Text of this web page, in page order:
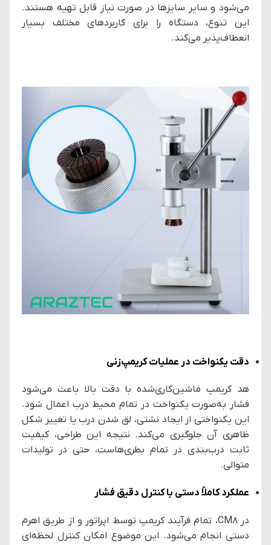
می‌شود و سایر سایزها در صورت نیاز قابل تهیه هستند.
این تنوع، دستگاه را برای کاربردهای مختلف بسیار
انعطاف‌پذیر می‌کند.
دقت یکنواخت در عملیات کریمپ‌زنی
هد کریمپ ماشین‌کاری‌شده با دقت بالا باعث می‌شود
فشار به‌صورت یکنواخت در تمام محیط درب اعمال شود.
این یکنواختی از ایجاد نشتی، لق شدن درب یا تغییر شکل
ظاهری آن جلوگیری می‌کند. نتیجه این طراحی، کیفیت
ثابت درب‌بندی در تمام بطری‌هاست، حتی در تولیدات
متوالی.
عملکرد کاملاً دستی با کنترل دقیق فشار
در CM8، تمام فرآیند کریمپ توسط اپراتور و از طریق اهرم
دستی انجام می‌شود. این موضوع امکان کنترل لحظه‌ای